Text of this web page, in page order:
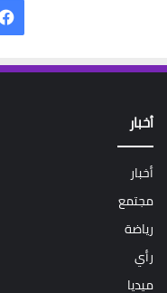
أخبار
أخبار
مجتمع
رياضة
رأي
ميديا